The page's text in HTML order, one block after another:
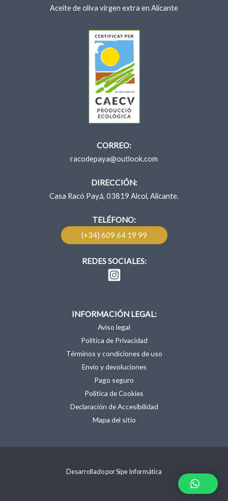
Aceite de oliva virgen extra en Alicante
CORREO:
racodepaya@outlook.com
DIRECCIÓN:
Casa Racó Payá, 03819 Alcoi, Alicante.
TELÉFONO:
(+34) 609 64 19 99
REDES SOCIALES:
INFORMACIÓN LEGAL:
Aviso legal
Política de Privacidad
Términos y condiciones de uso
Envío y devoluciones
Pago seguro
Política de Cookies
Declaración de Accesibilidad
Mapa del sitio
Desarrollado por Sipe Informática